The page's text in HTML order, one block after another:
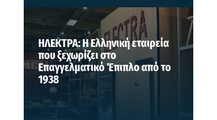
ΗΛΕΚΤΡΑ: Η Ελληνική εταιρεία
που ξεχωρίζει στο
Επαγγελματικό Έπιπλο από το
1938